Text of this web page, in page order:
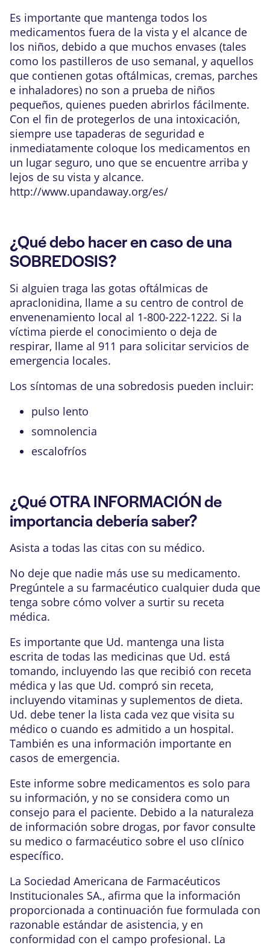
Es importante que mantenga todos los
medicamentos fuera de la vista y el alcance de
los niños, debido a que muchos envases (tales
como los pastilleros de uso semanal, y aquellos
que contienen gotas oftálmicas, cremas, parches
e inhaladores) no son a prueba de niños
pequeños, quienes pueden abrirlos fácilmente.
Con el fin de protegerlos de una intoxicación,
siempre use tapaderas de seguridad e
inmediatamente coloque los medicamentos en
un lugar seguro, uno que se encuentre arriba y
lejos de su vista y alcance.
http://www.upandaway.org/es/
¿Qué debo hacer en caso de una
SOBREDOSIS?
Si alguien traga las gotas oftálmicas de
apraclonidina, llame a su centro de control de
envenenamiento local al 1-800-222-1222. Si la
víctima pierde el conocimiento o deja de
respirar, llame al 911 para solicitar servicios de
emergencia locales.
Los síntomas de una sobredosis pueden incluir:
pulso lento
somnolencia
escalofríos
¿Qué OTRA INFORMACIÓN de
importancia debería saber?
Asista a todas las citas con su médico.
No deje que nadie más use su medicamento.
Pregúntele a su farmacéutico cualquier duda que
tenga sobre cómo volver a surtir su receta
médica.
Es importante que Ud. mantenga una lista
escrita de todas las medicinas que Ud. está
tomando, incluyendo las que recibió con receta
médica y las que Ud. compró sin receta,
incluyendo vitaminas y suplementos de dieta.
Ud. debe tener la lista cada vez que visita su
médico o cuando es admitido a un hospital.
También es una información importante en
casos de emergencia.
Este informe sobre medicamentos es solo para
su información, y no se considera como un
consejo para el paciente. Debido a la naturaleza
de información sobre drogas, por favor consulte
su medico o farmacéutico sobre el uso clínico
específico.
La Sociedad Americana de Farmacéuticos
Institucionales SA., afirma que la información
proporcionada a continuación fue formulada con
razonable estándar de asistencia, y en
conformidad con el campo profesional. La